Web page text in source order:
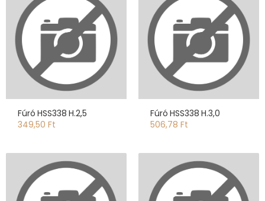
Fúró HSS338 H.2,5
349,50 Ft
Fúró HSS338 H.3,0
506,78 Ft